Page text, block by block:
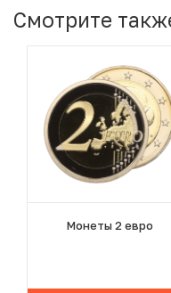
Смотрите
Монеты 2 евро